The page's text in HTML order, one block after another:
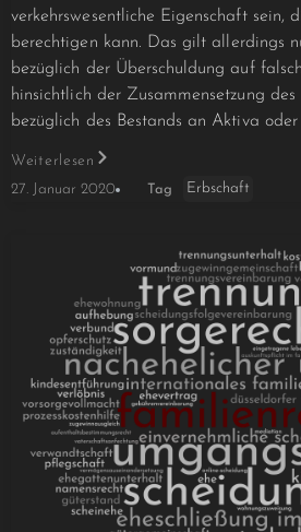
verkehrswesentliche Eigenschaft sein,
berechtigen kann. Das gilt allerdings
bezüglich der Überschuldung auf
hinsichtlich der Zusammensetzung
bezüglich des Bestands an Aktiva oder
Weiterlesen
27. Januar 2020
Tag Erbschaft